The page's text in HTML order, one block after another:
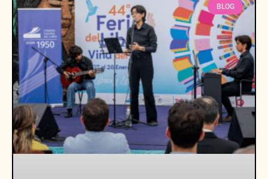
BLOG